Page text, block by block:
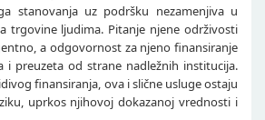
stanovanja uz podršku nezamenjiva u
trgovine ljudima. Pitanje njene održivosti
a odgovornost za njeno finansiranje
i preuzeta od strane nadležnih institucija.
finansiranja, ova i slične usluge ostaju
uprkos njihovoj dokazanoj vrednosti i